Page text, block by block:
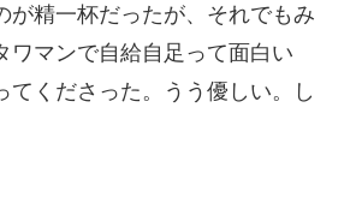
が精一杯だったが、それでもみ
ワマンで自給自足って面白い
てくださった。うう優しい。し